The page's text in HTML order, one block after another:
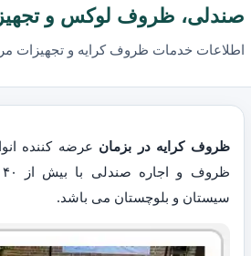
صندلی، ظروف لوکس و
اطلاعات خدمات ظروف کرایه و تجهیزات
ظروف کرایه در بزمان عرضه کننده
سیستان و بلوچستان می باشد.